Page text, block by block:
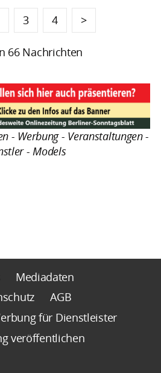
3 4 >
66 Nachrichten
- Werbung - Veranstaltungen -
- Models
Mediadaten
AGB
für Dienstleister
veröffentlichen